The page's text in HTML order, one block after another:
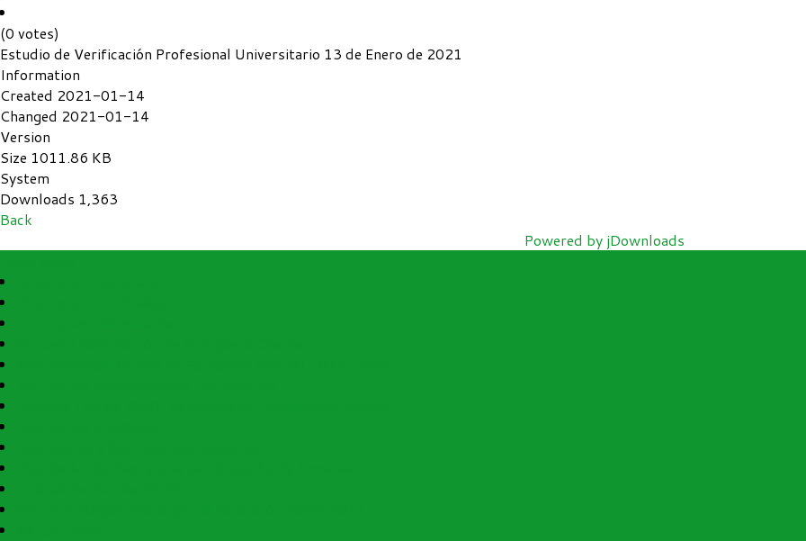
(0 votes)
Estudio de Verificación Profesional Universitario 13 de Enero de 2021
Information
Created 2021-01-14
Changed 2021-01-14
Version
Size 1011.86 KB
System
Downloads 1,363
Back
Powered by jDownloads